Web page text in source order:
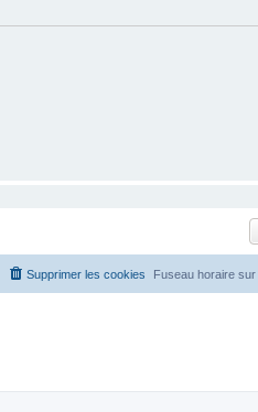
Fuseau horaire sur
Supprimer les cookies